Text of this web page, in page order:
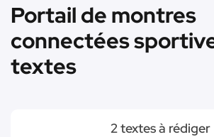
Portail de montres
connectées
textes
2 textes à rédiger